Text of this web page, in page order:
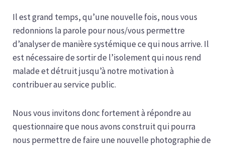
Il est grand temps, qu’une nouvelle fois, nous vous
redonnions la parole pour nous/vous permettre
d’analyser de manière systémique ce qui nous arrive. Il
est nécessaire de sortir del’isolement qui nous rend
malade et détruit jusqu’à notre motivationà
contribuer au service public.
Nous vous invitons donc fortement à répondre au
questionnaire que nousavons construit qui pourra
nous permettre de faire une nouvelle photographiede